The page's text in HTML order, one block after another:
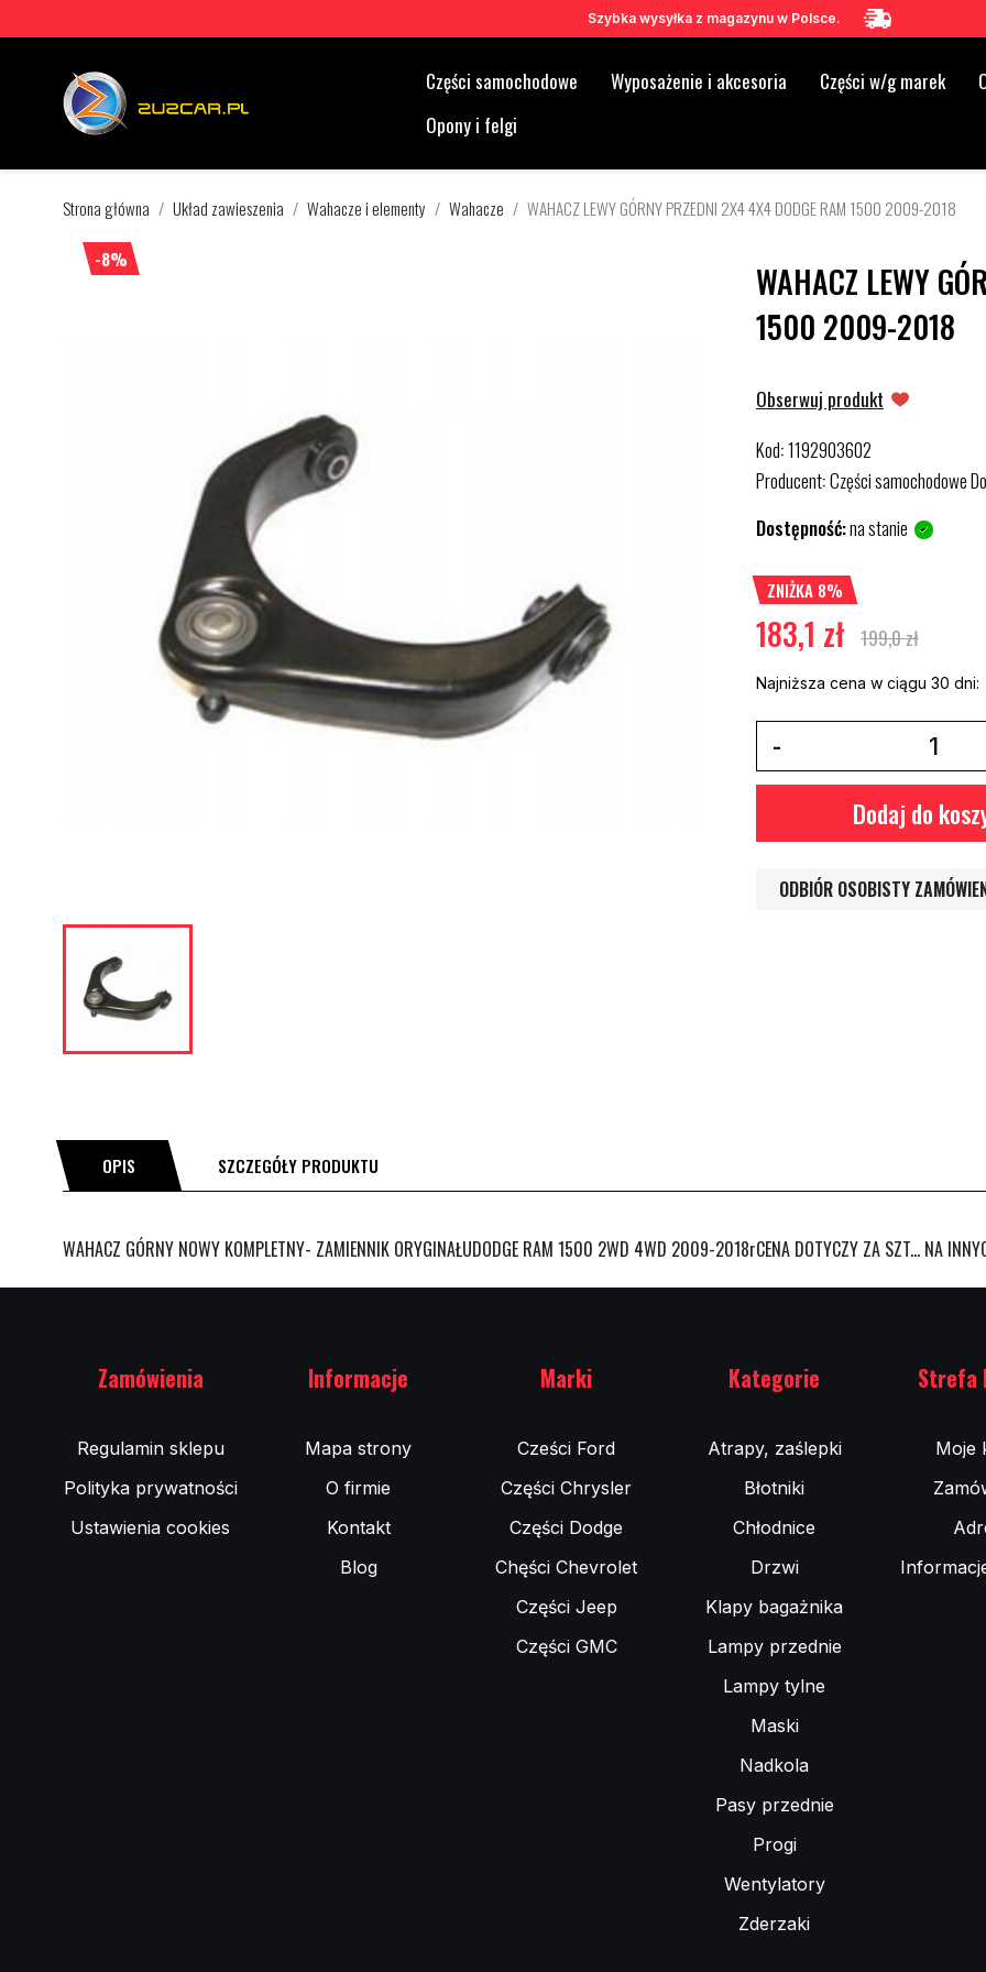
Szybka wysyłka z magazynu w Polsce.
Części samochodowe Wyposażenie i akcesoria Części w/g marek
Opony i felgi
Strona główna Układ zawieszenia Wahacze i elementy Wahacze WAHACZ LEWY GÓRNY PRZEDNI 2X4 4X4 DODGE RAM 1500 2009-2018
-8%
WAHACZ LEWY
1500 2009-2018
Obserwuj produkt
Kod:1192903602
Producent:Części samochodowe
Dostępność:na stanie
ZNIŻKA 8%
183,1 zł 199,0 zł
Najniższa cena w ciągu 30 dni:
Dodaj do
ODBIÓR OSOBISTY
OPIS SZCZEGÓŁY PRODUKTU
WAHACZ GÓRNY NOWY KOMPLETNY- ZAMIENNIK ORYGINAŁUDODGE RAM 1500 2WD 4WD 2009-2018rCENA DOTYCZY ZA SZT... NA
Zamówienia
Regulamin sklepu
Polityka prywatności
Ustawienia cookies
Informacje
Mapa strony
O firmie
Kontakt
Blog
Marki
Cześci Ford
Części Chrysler
Części Dodge
Chęści Chevrolet
Części Jeep
Części GMC
Kategorie
Atrapy, zaślepki
Błotniki
Chłodnice
Drzwi
Klapy bagażnika
Lampy przednie
Lampy tylne
Maski
Nadkola
Pasy przednie
Progi
Wentylatory
Zderzaki
Strefa
Moje